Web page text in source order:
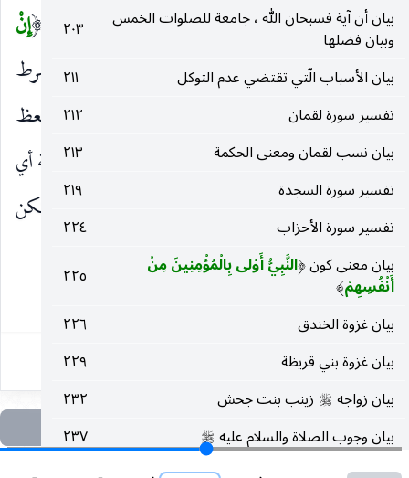
بيان أن آية فسبحان الله ، جامعة للصلوات الخمس
وبيان فضلها
٢٠٣
بيان الأسباب الّتي تقتضي عدم التوكل
٢١١
تفسير سورة لقمان
٢١٢
بيان نسب لقمان ومعنى الحكمة
٢١٣
تفسير سورة السجدة
٢١٩
تفسير سورة الأحزاب
٢٢٤
بيان معنى كون (النَّبِيُّ أَوْلى بِالْمُؤْمِنِينَ مِنْ
أَنْفُسِهِمْ)
٢٢٥
بيان غزوة الخندق
٢٢٦
بيان غزوة بني قريظة
٢٢٩
بيان زواجه صلى‌الله‌عليه‌وسلم زينب بنت جحش
٢٣٢
بيان وجوب الصلاة والسلام عليه صلى‌الله‌عليه‌وسلم
٢٣٧
(قالَتْ إِنِّي أَعُوذُ بِالرَّحْمنِ مِنْكَ)من غاية عفافها. (إِنْ
كُنْتَ تَقِيًّا تتقي الله وتحتفل بالاستعاذة ، وجواب الشرط
محذوف دل عليه ما قبله أي فإني عائذة منك ، أو فتتعظ
بتعويذي أو فلا تتعرض لي ، ويجوز أن يكون للمبالغة أي
إن كنت تقيا متورعا فإني أتعوذ منك فكيف إذا لم تكن
كذلك.